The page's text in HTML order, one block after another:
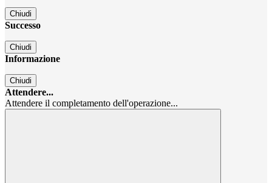
Chiudi
Successo
Chiudi
Informazione
Chiudi
Attendere...
Attendere il completamento dell'operazione...